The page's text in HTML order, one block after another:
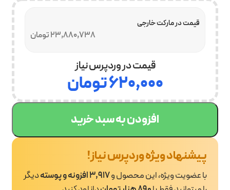
23,880,738 تومان
قیمت در مارکت خارجی
قیمت در وردپرس نیاز
۶۲۰,۰۰۰تومان
افزودن به سبد خرید
پیشنهاد ویژه وردپرس نیاز!
با عضویت ویژه، این محصول و3,917 افزونه و پوسته
دیگر